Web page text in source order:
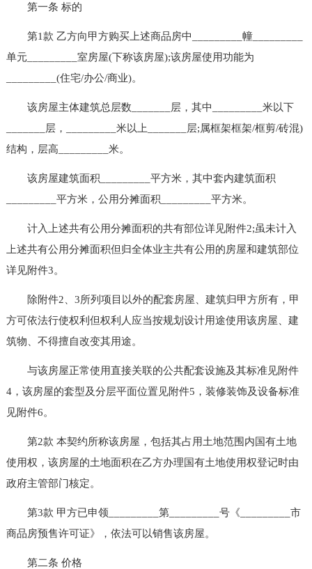
第一条 标的
第1款 乙方向甲方购买上述商品房中_________幢_________
单元_________室房屋(下称该房屋);该房屋使用功能为
_________(住宅/办公/商业)。
该房屋主体建筑总层数_______层，其中_________米以下
_______层，_________米以上_______层;属框架框架/框剪/砖混)
结构，层高_________米。
该房屋建筑面积_________平方米，其中套内建筑面积
_________平方米，公用分摊面积_________平方米。
计入上述共有公用分摊面积的共有部位详见附件2;虽未计入
上述共有公用分摊面积但归全体业主共有公用的房屋和建筑部位
详见附件3。
除附件2、3所列项目以外的配套房屋、建筑归甲方所有，甲
方可依法行使权利但权利人应当按规划设计用途使用该房屋、建
筑物、不得擅自改变其用途。
与该房屋正常使用直接关联的公共配套设施及其标准见附件
4，该房屋的套型及分层平面位置见附件5，装修装饰及设备标准
见附件6。
第2款 本契约所称该房屋，包括其占用土地范围内国有土地
使用权，该房屋的土地面积在乙方办理国有土地使用权登记时由
政府主管部门核定。
第3款 甲方已申领_________第_________号《_________市
商品房预售许可证》，依法可以销售该房屋。
第二条 价格